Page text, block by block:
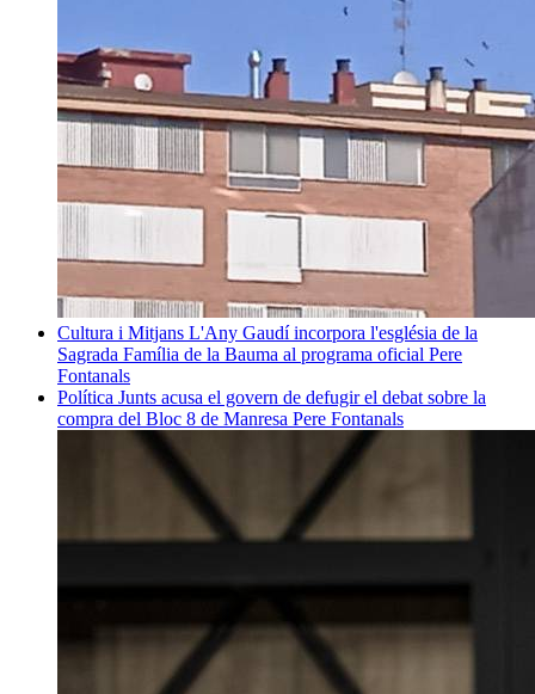
Cultura i Mitjans L'Any Gaudí incorpora l'església de la
Sagrada Família de la Bauma al programa oficial Pere
Fontanals
Política Junts acusa el govern de defugir el debat sobre la
compra del Bloc 8 de Manresa Pere Fontanals